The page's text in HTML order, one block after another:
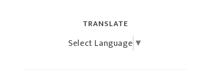
TRANSLATE
Select Language ▼